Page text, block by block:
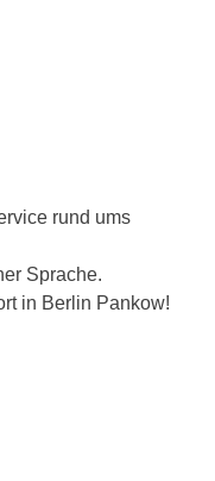
rund ums
Sprache.
in Berlin Pankow!